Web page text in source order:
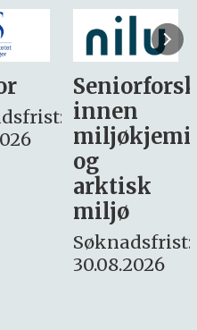
søker
– fast
Søknadsfrist:
16. august.